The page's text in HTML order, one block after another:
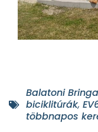
Balatoni
biciklitúrák,
többnapos